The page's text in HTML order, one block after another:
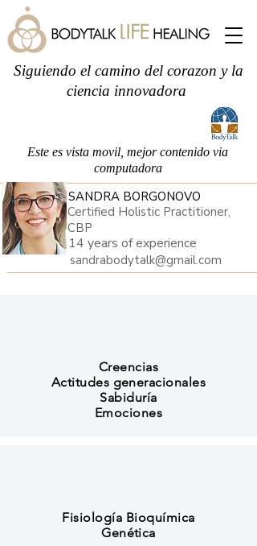
Siguiendo el camino del corazon y la
ciencia innovadora
Este es vista movil, mejor contenido via
computadora
SANDRA BORGONOVO
Certified Holistic Practitioner,
CBP
14 years of experience
sandrabodytalk@gmail.com
Creencias
Actitudes generacionales
Sabiduría
Emociones
Fisiología Bioquímica
Genética